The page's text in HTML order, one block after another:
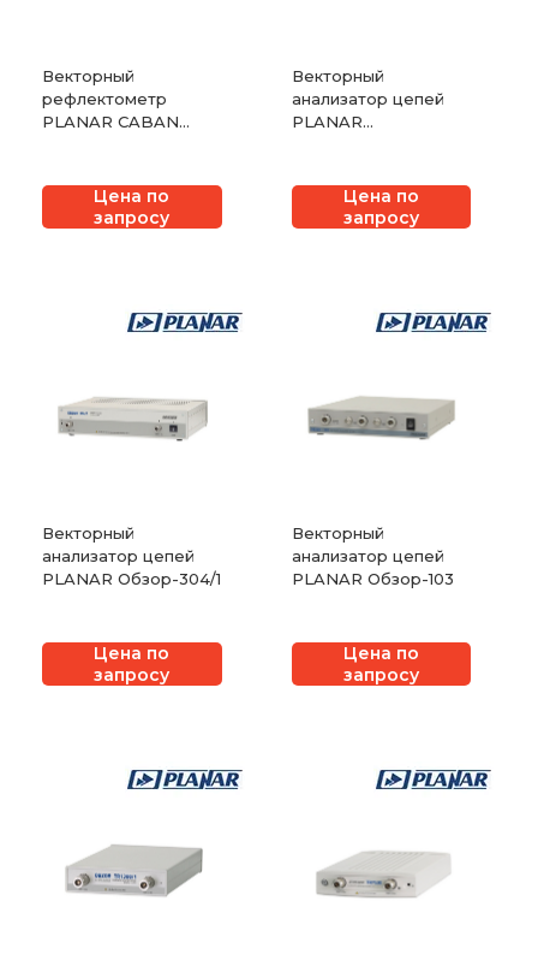
Векторный
рефлектометр
PLANAR CABAN
Цена по
запросу
Векторный
анализатор цепей
PLANAR
Цена по
запросу
Векторный
анализатор цепей
PLANAR Обзор-304/1
Цена по
запросу
Векторный
анализатор цепей
PLANAR Обзор-103
Цена по
запросу